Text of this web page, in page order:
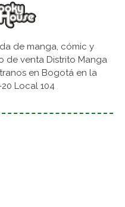
de manga, cómic y
de venta Distrito Manga
en Bogotá en la
Local 104